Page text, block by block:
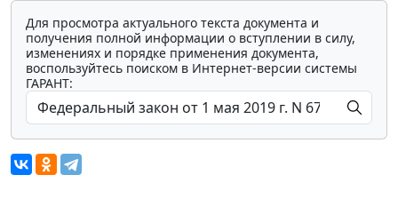
Для просмотра актуального текста документа и
получения полной информации о вступлении в силу,
изменениях и порядке применения документа,
воспользуйтесь поиском в Интернет-версии системы
ГАРАНТ: